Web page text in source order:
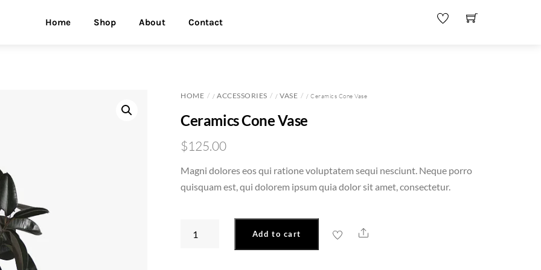
Home Shop About Contact
HOME /ACCESSORIES /VASE / Ceramics Cone Vase
Ceramics Cone Vase
$125.00
Magni dolores eos qui ratione voluptatem sequi nesciunt. Neque porro
quisquam est, qui dolorem ipsum quia dolor sit amet, consectetur.
Add to cart Share